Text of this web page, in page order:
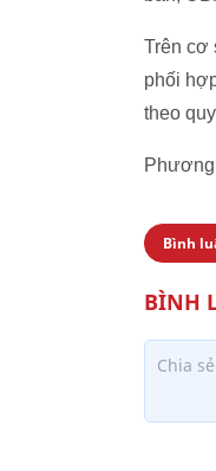
Trên cơ
phối
theo
Bình